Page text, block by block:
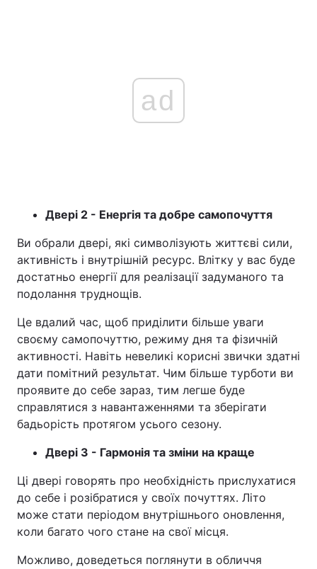
ad
Двері 2 - Енергія та добре самопочуття
Ви обрали двері, які символізують життєві сили,
активність і внутрішній ресурс. Влітку у вас буде
достатньо енергії для реалізації задуманого та
подолання труднощів.
Це вдалий час, щоб приділити більше уваги
своєму самопочуттю, режиму дня та фізичній
активності. Навіть невеликі корисні звички здатні
дати помітний результат. Чим більше турботи ви
проявите до себе зараз, тим легше буде
справлятися з навантаженнями та зберігати
бадьорість протягом усього сезону.
Двері 3 - Гармонія та зміни на краще
Ці двері говорять про необхідність прислухатися
до себе і розібратися у своїх почуттях. Літо
може стати періодом внутрішнього оновлення,
коли багато чого стане на свої місця.
Можливо, доведеться поглянути в обличчя